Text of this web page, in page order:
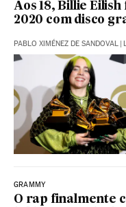
Aos 18, Billie
2020 com disco
PABLO XIMÉNEZ DE SANDOVAL
GRAMMY
O rap finalmente